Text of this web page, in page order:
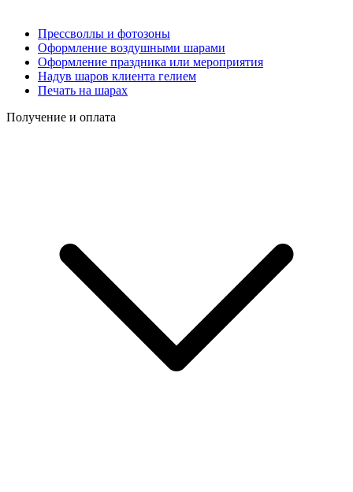
Прессволлы и фотозоны
Оформление воздушными шарами
Оформление праздника или мероприятия
Надув шаров клиента гелием
Печать на шарах
Получение и оплата